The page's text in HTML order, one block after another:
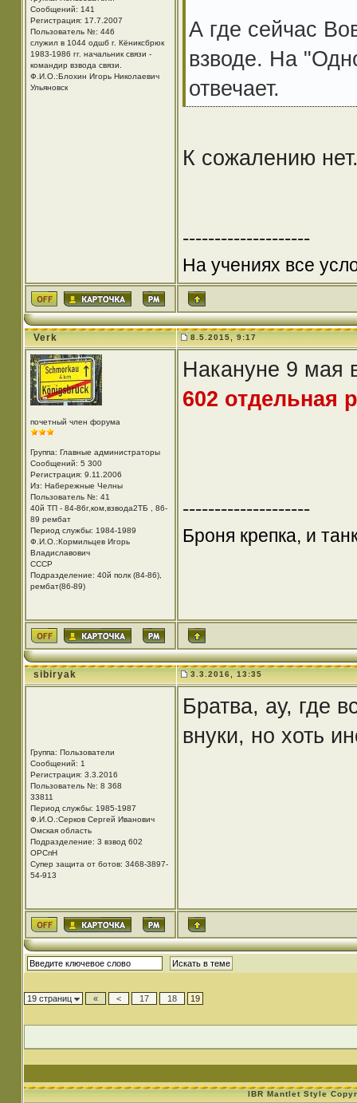
Сообщений: 141
Регистрация: 17.7.2007
Пользователь №: 446
служил в 1044 одшб г. Кёниксбрюк
1983-1986 гг. начальник связи -
командир взвода связи.
Ф.И.О.:Блохин Игорь Николаевич
Ульяновск
А где сейчас
взводе. На
отвечает.
К сожалению
--------------------
На учениях все
Verk 8.5.2015, 9:17
почетный член форума
Группа: Главные администраторы
Сообщений: 5 300
Регистрация: 9.11.2006
Из: Набережные Челны
Пользователь №: 41
40й ТП - 84-86г,ком,взвода2ТБ , 86-
89 рембат
Период службы: 1984-1989
Ф.И.О.:Кормильцев Игорь
Владиславович
СССР
Подразделение: 40й полк (84-86),
рембат(86-89)
Накануне 9 мая
602 отдельная
--------------------
Броня крепка, и
sibiryak 3.3.2016, 13:35
Группа: Пользователи
Сообщений: 1
Регистрация: 3.3.2016
Пользователь №: 8 368
33811
Период службы: 1985-1987
Ф.И.О.:Серков Сергей Иванович
Омская область
Подразделение: 3 взвод 602
ОРСпН
Супер защита от ботов: 3468-3897-
54-913
Братва, ау, где
внуки, но хоть
19 страниц « < 17 18 19
IBR Mantlet Style